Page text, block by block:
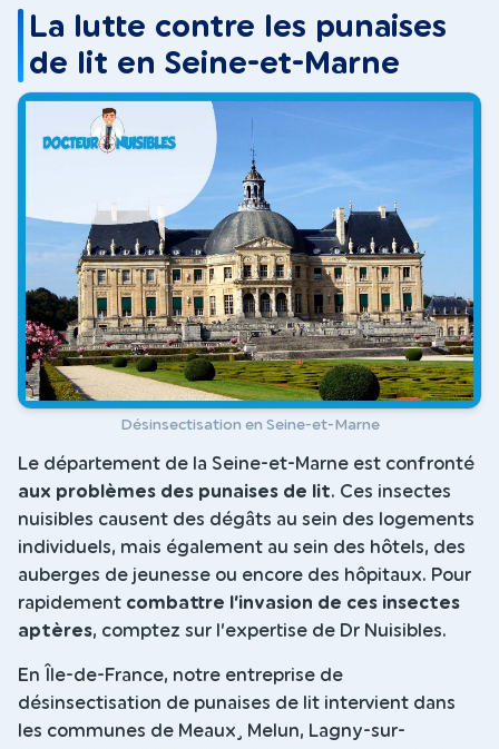
La lutte contre les punaises
de lit en Seine-et-Marne
Désinsectisation en Seine-et-Marne
Le département de la Seine-et-Marne est confronté
aux problèmes des punaises de lit. Ces insectes
nuisibles causent des dégâts au sein des logements
individuels, mais également au sein des hôtels, des
auberges de jeunesse ou encore des hôpitaux. Pour
rapidement combattre l’invasion de ces insectes
aptères, comptez sur l’expertise de Dr Nuisibles.
En Île-de-France, notre entreprise de
désinsectisation de punaises de lit intervient dans
les communes de Meaux¸ Melun, Lagny-sur-